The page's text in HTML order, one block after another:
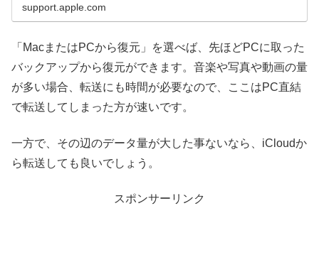
support.apple.com
「MacまたはPCから復元」を選べば、先ほどPCに取った
バックアップから復元ができます。音楽や写真や動画の量
が多い場合、転送にも時間が必要なので、ここはPC直結
で転送してしまった方が速いです。
一方で、その辺のデータ量が大した事ないなら、iCloudか
ら転送しても良いでしょう。
スポンサーリンク